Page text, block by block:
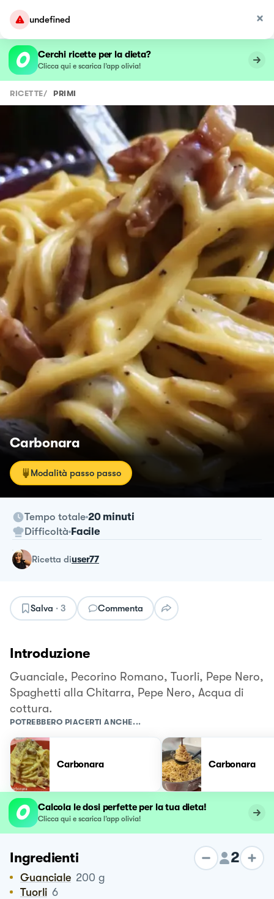
undefined
Cerchi ricette per la dieta?
Clicca qui e scarica l’app olivia!
RICETTE/ PRIMI
Carbonara
Modalità passo passo
Tempo totale 20 minuti
Difficoltà Facile
ricetta diuser77
Salva · 3 Commenta
Introduzione
Guanciale, Pecorino Romano, Tuorli, Pepe Nero,
Spaghetti alla Chitarra, Pepe Nero, Acqua di
cottura.
POTREBBERO PIACERTI ANCHE...
Carbonara Carbonara
Calcola le dosi perfette per la tua dieta!
Clicca qui e scarica l’app olivia!
Ingredienti 2
Guanciale 200 g
Tuorli 6